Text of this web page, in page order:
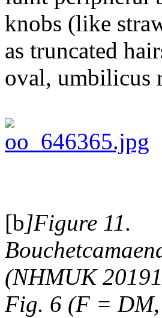
knobs (like
as truncated
oval, umbilicus
[b]Figure 11.
(NHMUK
Fig. 6 (F =